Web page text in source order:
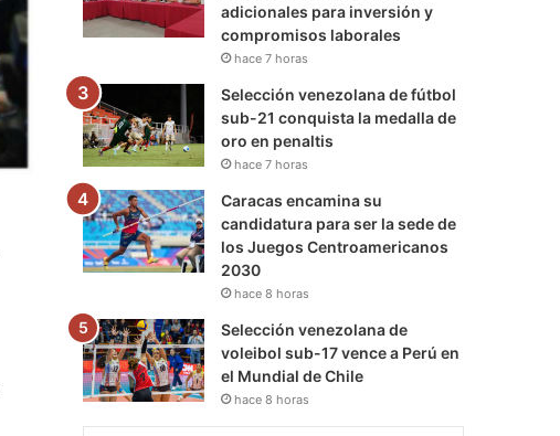
adicionales para inversión y
compromisos laborales
hace 7 horas
Selección venezolana de fútbol
sub-21 conquista la medalla de
oro en penaltis
hace 7 horas
Caracas encamina su
candidatura para ser la sede de
los Juegos Centroamericanos
2030
hace 8 horas
Selección venezolana de
voleibol sub-17 vence a Perú en
el Mundial de Chile
hace 8 horas